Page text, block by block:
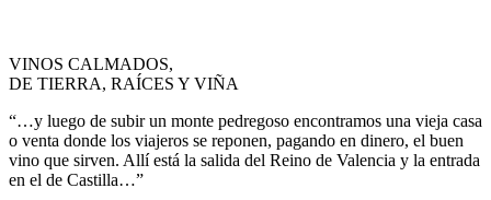
VINOS CALMADOS,
DE TIERRA, RAÍCES Y VIÑA
“…y luego de subir un monte pedregoso encontramos una vieja casa
o venta donde los viajeros se reponen, pagando en dinero, el buen
vino que sirven. Allí está la salida del Reino de Valencia y la entrada
en el de Castilla…”